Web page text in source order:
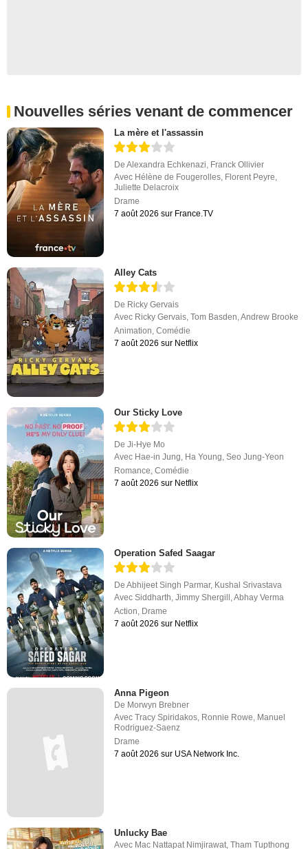
Nouvelles séries venant de commencer
La mère et l'assassin
DeAlexandra Echkenazi Franck Ollivier
Avec Hélène de Fougerolles Florent Peyre
Juliette Delacroix
Drame
7 août 2026 sur France.TV
Alley Cats
De Ricky Gervais
Avec Ricky Gervais,Tom Basden,Andrew Brooke
Animation,Comédie
7 août 2026 sur Netflix
Our Sticky Love
DeJi-Hye Mo
Avec Hae-in Jung, Ha Young,Seo Jung-Yeon
Romance,Comédie
7 août 2026 sur Netflix
Operation Safed Saagar
DeAbhijeet Singh Parmar, Kushal Srivastava
AvecSiddharth ,Jimmy Shergill ,Abhay Verma
Action Drame
7 août 2026 sur Netflix
Anna Pigeon
De Morwyn Brebner
AvecTracy Spiridakos, Ronnie Rowe, Manuel
Rodriguez-Saenz
Drame
7 août 2026 sur USA Network Inc.
Unlucky Bae
Avec Mac Nattapat Nimjirawat,Tham Tupthong